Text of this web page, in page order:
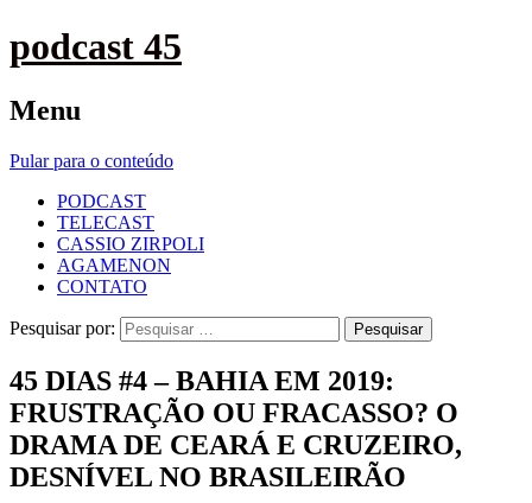
podcast 45
Menu
Pular para o conteúdo
PODCAST
TELECAST
CASSIO ZIRPOLI
AGAMENON
CONTATO
Pesquisar por:
45 DIAS #4 – BAHIA EM 2019:
FRUSTRAÇÃO OU FRACASSO? O
DRAMA DE CEARÁ E CRUZEIRO,
DESNÍVEL NO BRASILEIRÃO